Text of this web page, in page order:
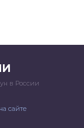
в России
сайте